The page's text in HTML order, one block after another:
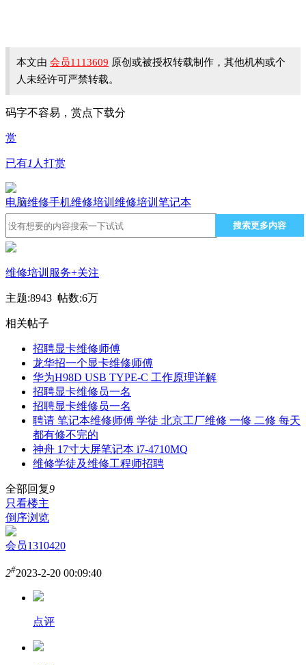
本文由 会员1113609 原创或被授权转载制作，其他机构或个
人未经许可严禁转载。
码字不容易，赏点下载分
赏
已有1 人打赏
电脑维修手机维修培训 维修培训 笔记本
搜索更多内容
维修培训服务+关注
主题:8943 帖数:6万
相关帖子
招聘显卡维修师傅
龙华招一个显卡维修师傅
华为H98D USB TYPE-C 工作原理详解
招聘显卡维修员一名
招聘显卡维修员一名
聘请 笔记本维修师傅 学徒 北京工厂维修 一修 二修 每天
都有修不完的
神舟 17寸大屏笔记本 i7-4710MQ
维修学徒及维修工程师招聘
全部回复9
只看楼主
倒序浏览
会员1310420
2#2023-2-20 00:09:40
点评